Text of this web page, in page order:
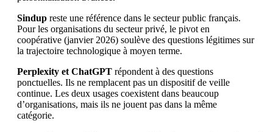
Sindup reste une référence dans le secteur public français.
Pour les organisations du secteur privé, le pivot en
coopérative (janvier 2026) soulève des questions légitimes sur
la trajectoire technologique à moyen terme.
Perplexity et ChatGPT répondent à des questions
ponctuelles. Ils ne remplacent pas un dispositif de veille
continue. Les deux usages coexistent dans beaucoup
d’organisations, mais ils ne jouent pas dans la même
catégorie.